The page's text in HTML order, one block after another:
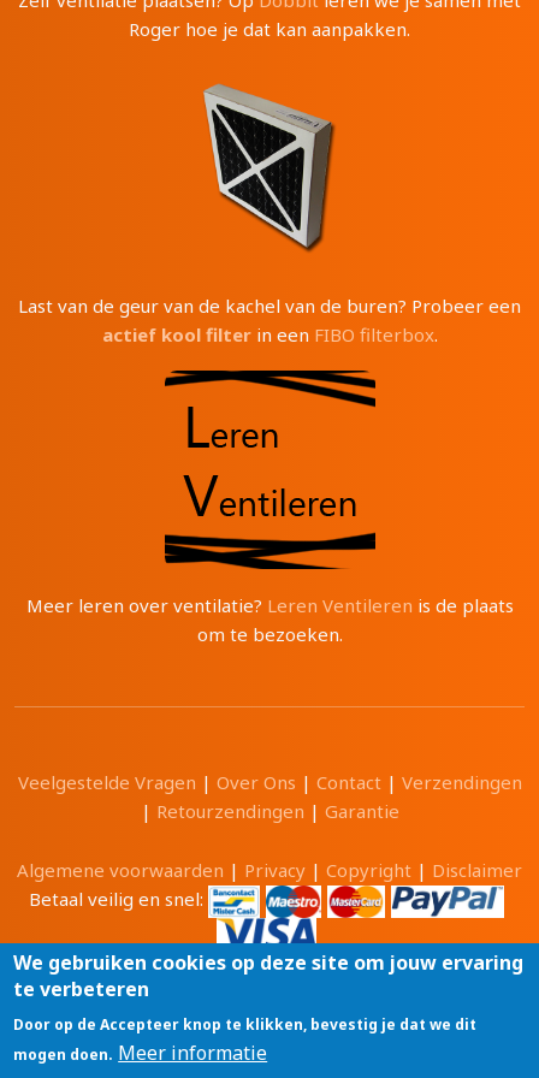
Roger hoe je dat kan aanpakken.
Last van de geur van de kachel van de buren? Probeer een
actief kool filterin een FIBO filterbox.
Meer leren over ventilatie? Leren Ventileren is de plaats
om te bezoeken.
Veelgestelde Vragen | Over Ons | Contact| Verzendingen
| Retourzendingen | Garantie
Algemene voorwaarden | Privacy | Copyright | Disclaimer
Betaal veilig en snel:
Alle prijzen zijn in Euro en inclusief 21% BTW.
Luchtwinkel.be® is een merk van
We gebruiken cookies op deze site om jouw ervaring
te verbeteren
Door op de Accepteer knop te klikken, bevestig je dat we dit
mogen doen. Meer informatie